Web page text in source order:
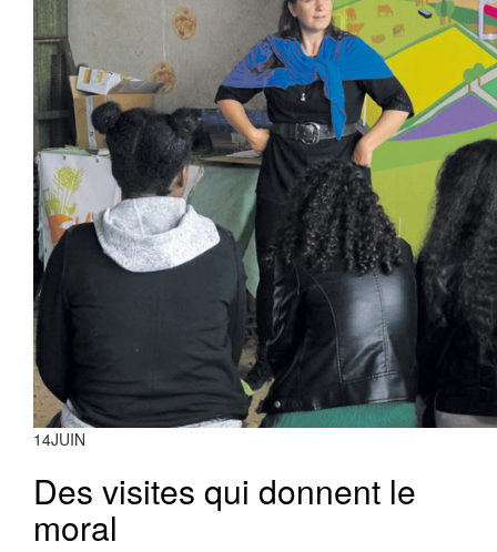
14JUIN
Des visites qui donnent le
moral